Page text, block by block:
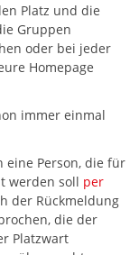
Platz und die
Gruppen
oder bei jeder
Homepage
immer einmal
eine Person, die für
werden soll per
der Rückmeldung
die der
Platzwart